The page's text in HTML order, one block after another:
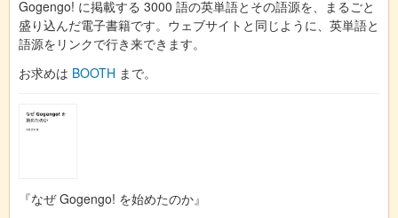
Gogengo! に掲載する 3000 語の英単語とその語源を、まるごと
盛り込んだ電子書籍です。ウェブサイトと同じように、英単語と
語源をリンクで行き来できます。
お求めは BOOTH まで。
『なぜ Gogengo! を始めたのか』